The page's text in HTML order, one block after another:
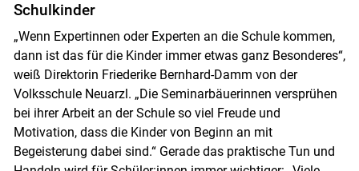
Schulkinder
„Wenn Expertinnen oder Experten an die Schule kommen,
dann ist das für die Kinder immer etwas ganz Besonderes“,
weiß Direktorin Friederike Bernhard-Damm von der
Volksschule Neuarzl. „Die Seminarbäuerinnen versprühen
bei ihrer Arbeit an der Schule so viel Freude und
Motivation, dass die Kinder von Beginn an mit
Begeisterung dabei sind.“ Gerade das praktische Tun und